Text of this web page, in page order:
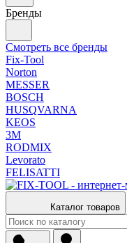
Бренды
Смотреть все бренды
Fix-Tool
Norton
MESSER
BOSCH
HUSQVARNA
KEOS
3М
RODMIX
Levorato
FELISATTI
Каталог товаров